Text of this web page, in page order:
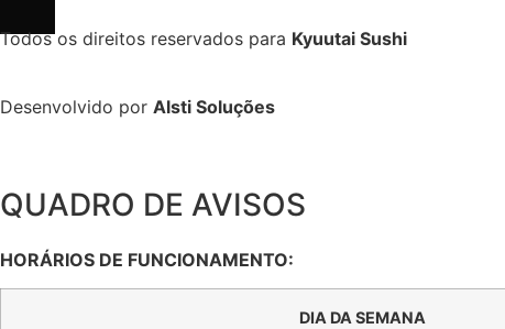
Todos os direitos reservados para Kyuutai Sushi
Desenvolvido por Alsti Soluções
QUADRO DE AVISOS
HORÁRIOS DE FUNCIONAMENTO:
DIA DA SEMANA